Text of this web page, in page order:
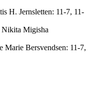
H. Jernsletten: 11-7, 11-
Nikita Migisha
Marie Bersvendsen: 11-7,